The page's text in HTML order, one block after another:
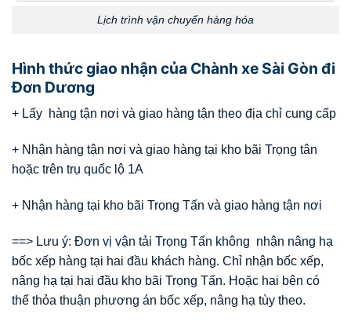
Lịch trình vận chuyển hàng hóa
Hình thức giao nhận của Chành xe Sài Gòn đi
Đơn Dương
+ Lấy hàng tận nơi và giao hàng tận theo địa chỉ cung cấp
+ Nhận hàng tận nơi và giao hàng tại kho bãi Trọng tân
hoặc trên trụ quốc lộ 1A
+ Nhận hàng tại kho bãi Trọng Tấn và giao hàng tận nơi
==> Lưu ý: Đơn vị vận tải Trọng Tấn không nhận nâng hạ
bốc xếp hàng tại hai đầu khách hàng. Chỉ nhận bốc xếp,
nâng hạ tại hai đầu kho bãi Trọng Tấn. Hoặc hai bên có
thể thỏa thuận phương án bốc xếp, nâng hạ tùy theo.